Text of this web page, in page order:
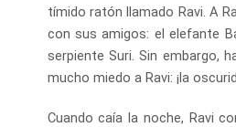
tímido ratón llamado Ravi. A
con sus amigos: el elefante
serpiente Suri. Sin embargo,
mucho miedo a Ravi: ¡la
Cuando caía la noche, Ravi